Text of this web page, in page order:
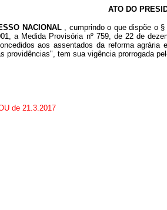
ATO DO
NACIONAL , cumprindo o que dispõe o
a Medida Provisória nº 759, de 22 de
aos assentados da reforma
providências", tem sua vigência prorrogada
de 21.3.2017